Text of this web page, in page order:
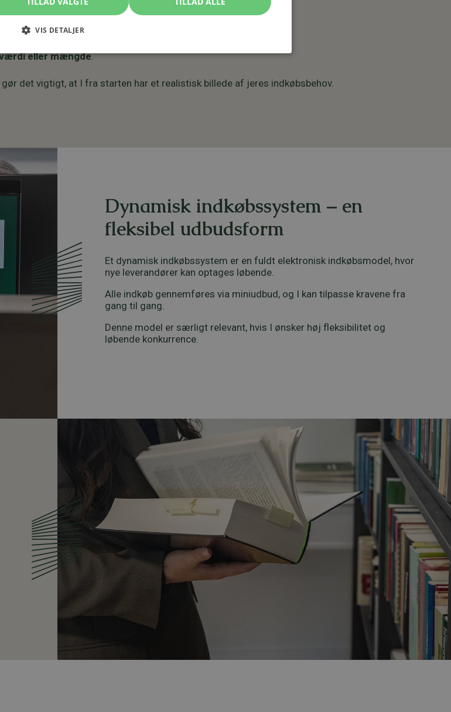
eller mængde.
det vigtigt, at I fra starten har et realistisk billede af jeres indkøbsbehov.
Dynamisk indkøbssystem – en
fleksibel udbudsform
Et dynamisk indkøbssystem er en fuldt elektronisk indkøbsmodel, hvor
nye leverandører kan optages løbende.
Alle indkøb gennemføres via miniudbud, og I kan tilpasse kravene fra
gang til gang.
Denne model er særligt relevant, hvis I ønsker høj fleksibilitet og
løbende konkurrence.
VIS DETALJER